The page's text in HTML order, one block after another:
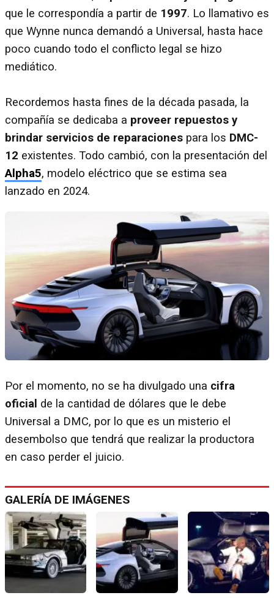
que le correspondía a partir de 1997. Lo llamativo es
que Wynne nunca demandó a Universal, hasta hace
poco cuando todo el conflicto legal se hizo
mediático.
Recordemos hasta fines de la década pasada, la
compañía se dedicaba a proveer repuestos y
brindar servicios de reparaciones para los DMC-
12 existentes. Todo cambió, con la presentación del
Alpha5, modelo eléctrico que se estima sea
lanzado en 2024.
Por el momento, no se ha divulgado una cifra
oficial de la cantidad de dólares que le debe
Universal a DMC, por lo que es un misterio el
desembolso que tendrá que realizar la productora
en caso perder el juicio.
GALERÍA DE IMÁGENES